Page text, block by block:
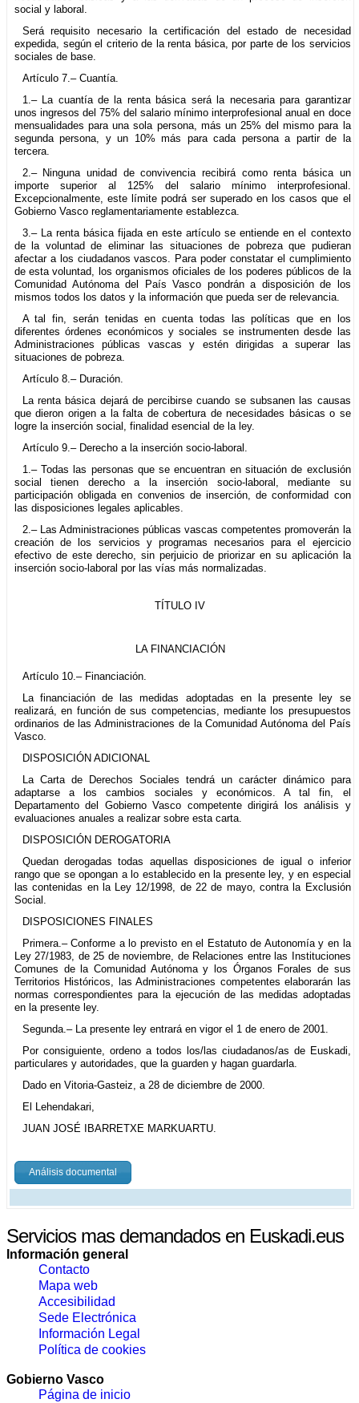
social y laboral.
Será requisito necesario la certificación del estado de necesidad
expedida, según el criterio de la renta básica, por parte de los servicios
sociales de base.
Artículo 7.– Cuantía.
1.– La cuantía de la renta básica será la necesaria para garantizar
unos ingresos del 75% del salario mínimo interprofesional anual en doce
mensualidades para una sola persona, más un 25% del mismo para la
segunda persona, y un 10% más para cada persona a partir de la
tercera.
2.– Ninguna unidad de convivencia recibirá como renta básica un
importe superior al 125% del salario mínimo interprofesional.
Excepcionalmente, este límite podrá ser superado en los casos que el
Gobierno Vasco reglamentariamente establezca.
3.– La renta básica fijada en este artículo se entiende en el contexto
de la voluntad de eliminar las situaciones de pobreza que pudieran
afectar a los ciudadanos vascos. Para poder constatar el cumplimiento
de esta voluntad, los organismos oficiales de los poderes públicos de la
Comunidad Autónoma del País Vasco pondrán a disposición de los
mismos todos los datos y la información que pueda ser de relevancia.
A tal fin, serán tenidas en cuenta todas las políticas que en los
diferentes órdenes económicos y sociales se instrumenten desde las
Administraciones públicas vascas y estén dirigidas a superar las
situaciones de pobreza.
Artículo 8.– Duración.
La renta básica dejará de percibirse cuando se subsanen las causas
que dieron origen a la falta de cobertura de necesidades básicas o se
logre la inserción social, finalidad esencial de la ley.
Artículo 9.– Derecho a la inserción socio-laboral.
1.– Todas las personas que se encuentran en situación de exclusión
social tienen derecho a la inserción socio-laboral, mediante su
participación obligada en convenios de inserción, de conformidad con
las disposiciones legales aplicables.
2.– Las Administraciones públicas vascas competentes promoverán la
creación de los servicios y programas necesarios para el ejercicio
efectivo de este derecho, sin perjuicio de priorizar en su aplicación la
inserción socio-laboral por las vías más normalizadas.
TÍTULO IV
LA FINANCIACIÓN
Artículo 10.– Financiación.
La financiación de las medidas adoptadas en la presente ley se
realizará, en función de sus competencias, mediante los presupuestos
ordinarios de las Administraciones de la Comunidad Autónoma del País
Vasco.
DISPOSICIÓN ADICIONAL
La Carta de Derechos Sociales tendrá un carácter dinámico para
adaptarse a los cambios sociales y económicos. A tal fin, el
Departamento del Gobierno Vasco competente dirigirá los análisis y
evaluaciones anuales a realizar sobre esta carta.
DISPOSICIÓN DEROGATORIA
Quedan derogadas todas aquellas disposiciones de igual o inferior
rango que se opongan a lo establecido en la presente ley, y en especial
las contenidas en la Ley 12/1998, de 22 de mayo, contra la Exclusión
Social.
DISPOSICIONES FINALES
Primera.– Conforme a lo previsto en el Estatuto de Autonomía y en la
Ley 27/1983, de 25 de noviembre, de Relaciones entre las Instituciones
Comunes de la Comunidad Autónoma y los Órganos Forales de sus
Territorios Históricos, las Administraciones competentes elaborarán las
normas correspondientes para la ejecución de las medidas adoptadas
en la presente ley.
Segunda.– La presente ley entrará en vigor el 1 de enero de 2001.
Por consiguiente, ordeno a todos los/las ciudadanos/as de Euskadi,
particulares y autoridades, que la guarden y hagan guardarla.
Dado en Vitoria-Gasteiz, a 28 de diciembre de 2000.
El Lehendakari,
JUAN JOSÉ IBARRETXE MARKUARTU.
Análisis documental
Servicios mas demandados en Euskadi.eus
Información general
Contacto
Mapa web
Accesibilidad
Sede Electrónica
Información Legal
Política de cookies
Gobierno Vasco
Página de inicio